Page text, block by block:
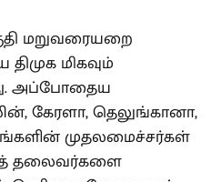
மறுவரையறை
மிகவும்
அப்போதைய
கேரளா, தெலுங்கானா,
முதலமைச்சர்கள்
தலைவர்களை